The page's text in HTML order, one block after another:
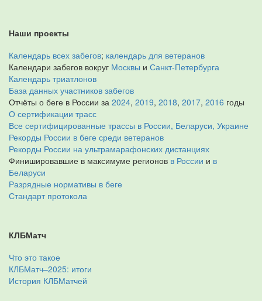
Наши проекты
Календарь всех забегов; календарь для ветеранов
Календари забегов вокруг Москвы и Санкт-Петербурга
Календарь триатлонов
База данных участников забегов
Отчёты о беге в России за 2024, 2019, 2018, 2017, 2016 годы
О сертификации трасс
Все сертифицированные трассы в России, Беларуси, Украине
Рекорды России в беге среди ветеранов
Рекорды России на ультрамарафонских дистанциях
Финишировавшие в максимуме регионов в России и в
Беларуси
Разрядные нормативы в беге
Стандарт протокола
КЛБМатч
Что это такое
КЛБМатч–2025: итоги
История КЛБМатчей